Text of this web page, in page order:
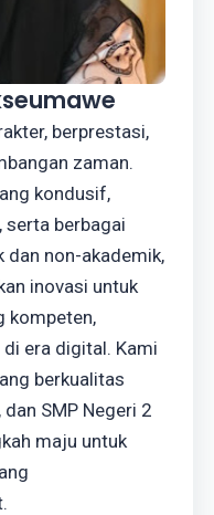
berprestasi,
zaman.
kondusif,
berbagai
dan non-akademik,
inovasi untuk
kompeten,
era digital. Kami
berkualitas
SMP Negeri 2
maju untuk